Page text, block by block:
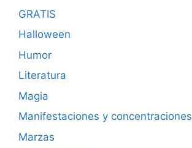
GRATIS
Halloween
Humor
Literatura
Magia
Manifestaciones y concentraciones
Marzas